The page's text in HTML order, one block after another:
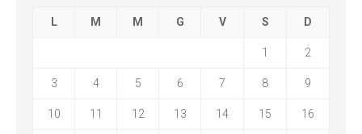
L M M G V S D
1 2
3 4 5 6 7 8 9
10 11 12 13 14 15 16